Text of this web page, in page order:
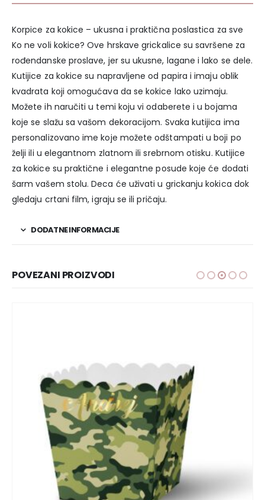
Korpice za kokice – ukusna i praktična poslastica za sve
Ko ne voli kokice? Ove hrskave grickalice su savršene za
rođendanske proslave, jer su ukusne, lagane i lako se dele.
Kutijice za kokice su napravljene od papira i imaju oblik
kvadrata koji omogućava da se kokice lako uzimaju.
Možete ih naručiti u temi koju vi odaberete i u bojama
koje se slažu sa vašom dekoracijom. Svaka kutijica ima
personalizovano ime koje možete odštampati u boji po
želji ili u elegantnom zlatnom ili srebrnom otisku. Kutijice
za kokice su praktične i elegantne posude koje će dodati
šarm vašem stolu. Deca će uživati u grickanju kokica dok
gledaju crtani film, igraju se ili pričaju.
DODATNE INFORMACIJE
POVEZANI PROIZVODI